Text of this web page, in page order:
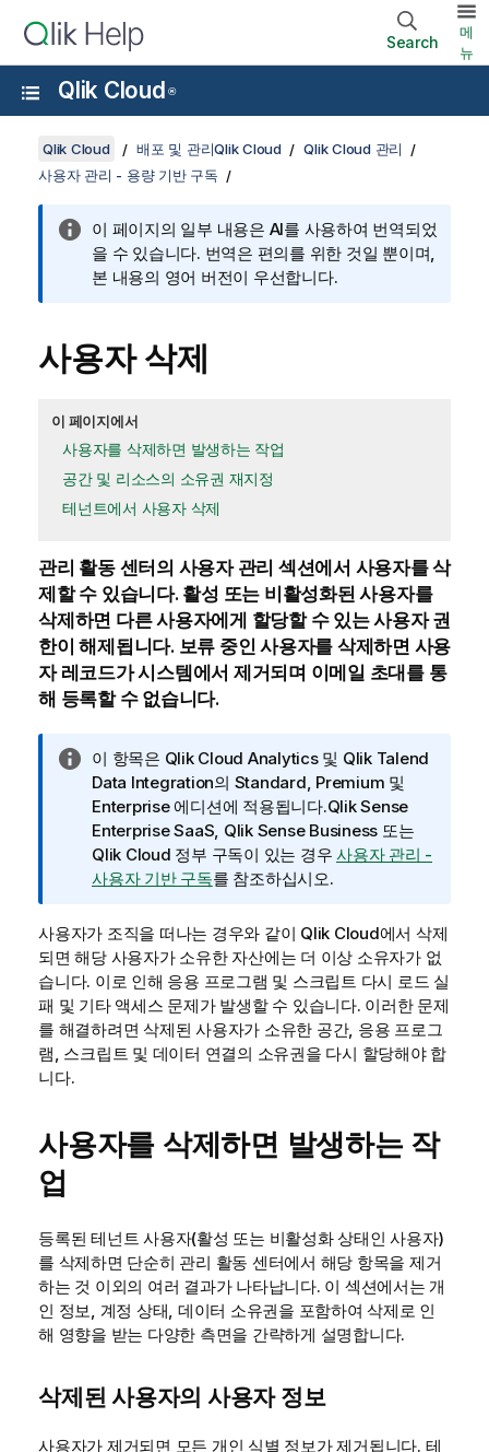
Search
메
뉴
Qlik Cloud ®
Qlik Cloud 배포 및 관리Qlik Cloud
Qlik Cloud 관리
사용자 관리 - 용량 기반 구독
이 페이지의 일부 내용은 AI를 사용하여 번역되었
을 수 있습니다. 번역은 편의를 위한 것일 뿐이며,
본 내용의 영어 버전이 우선합니다.
사용자 삭제
이 페이지에서
사용자를 삭제하면 발생하는 작업
공간 및 리소스의 소유권 재지정
테넌트에서 사용자 삭제
관리 활동 센터의 사용자 관리 섹션에서 사용자를 삭
제할 수 있습니다. 활성 또는 비활성화된 사용자를
삭제하면 다른 사용자에게 할당할 수 있는 사용자 권
한이 해제됩니다. 보류 중인 사용자를 삭제하면 사용
자 레코드가 시스템에서 제거되며 이메일 초대를 통
해 등록할 수 없습니다.
정
보
메
모
이 항목은 Qlik Cloud Analytics및 Qlik Talend
Data Integration의 Standard, Premium 및
Enterprise 에디션에 적용됩니다.Qlik Sense
Enterprise SaaS, Qlik Sense Business 또는
Qlik Cloud 정부 구독이 있는 경우 사용자 관리 -
사용자 기반 구독를 참조하십시오.
사용자가 조직을 떠나는 경우와 같이 Qlik Cloud에서 삭제
되면 해당 사용자가 소유한 자산에는 더 이상 소유자가 없
습니다. 이로 인해 응용 프로그램 및 스크립트 다시 로드 실
패 및 기타 액세스 문제가 발생할 수 있습니다. 이러한 문제
를 해결하려면 삭제된 사용자가 소유한 공간, 응용 프로그
램, 스크립트 및 데이터 연결의 소유권을 다시 할당해야 합
니다.
사용자를 삭제하면 발생하는 작
업
등록된 테넌트 사용자(활성 또는 비활성화 상태인 사용자)
를 삭제하면 단순히 관리 활동 센터에서 해당 항목을 제거
하는 것 이외의 여러 결과가 나타납니다. 이 섹션에서는 개
인 정보, 계정 상태, 데이터 소유권을 포함하여 삭제로 인
해 영향을 받는 다양한 측면을 간략하게 설명합니다.
삭제된 사용자의 사용자 정보
사용자가 제거되면 모든 개인 식별 정보가 제거됩니다. 테